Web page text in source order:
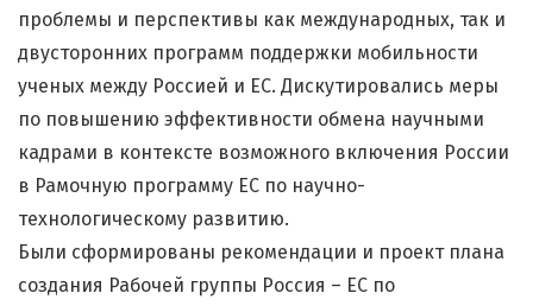
проблемы и перспективы как международных, так и
двусторонних программ поддержки мобильности
ученых между Россией и ЕС. Дискутировались меры
по повышению эффективности обмена научными
кадрами в контексте возможного включения России
в Рамочную программу ЕС по научно-
технологическому развитию.
Были сформированы рекомендации и проект плана
создания Рабочей группы Россия – ЕС по